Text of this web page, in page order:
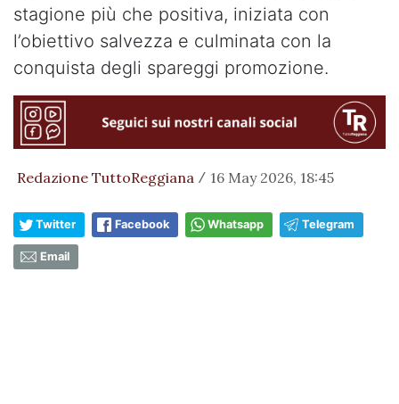
stagione più che positiva, iniziata con
l’obiettivo salvezza e culminata con la
conquista degli spareggi promozione.
Redazione TuttoReggiana / 16 May 2026, 18:45
Twitter Facebook Whatsapp Telegram
Email